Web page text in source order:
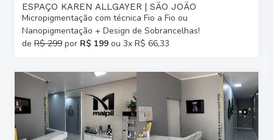
ESPAÇO KAREN ALLGAYER | SÃO JOÃO
Micropigmentação com técnica Fio a Fio ou
Nanopigmentação + Design de Sobrancelhas!
de R$ 299 por R$ 199 ou 3x R$ 66,33